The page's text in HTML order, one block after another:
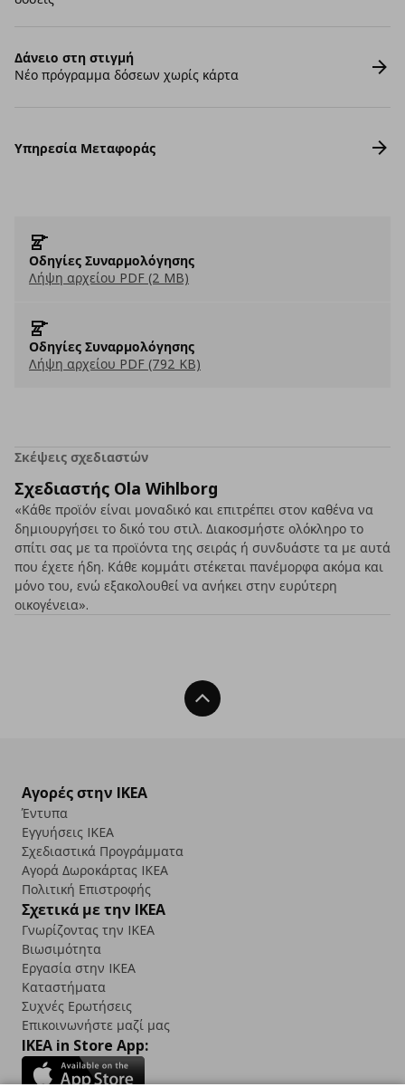
Δάνειο στη στιγμή
Νέο πρόγραμμα δόσεων χωρίς κάρτα
Υπηρεσία Μεταφοράς
Οδηγίες Συναρμολόγησης
Λήψη αρχείου PDF (2 MB)
Οδηγίες Συναρμολόγησης
Λήψη αρχείου PDF (792 KB)
Σκέψεις σχεδιαστών
Σχεδιαστής Ola Wihlborg
«Κάθε προϊόν είναι μοναδικό και επιτρέπει στον καθένα να
δημιουργήσει το δικό του στιλ. Διακοσμήστε ολόκληρο το
σπίτι σας με τα προϊόντα της σειράς ή συνδυάστε τα με αυτά
που έχετε ήδη. Κάθε κομμάτι στέκεται πανέμορφα ακόμα και
μόνο του, ενώ εξακολουθεί να ανήκει στην ευρύτερη
οικογένεια».
Back To Top
Αγορές στην IKEA
Έντυπα
Εγγυήσεις IKEA
Σχεδιαστικά Προγράμματα
Αγορά Δωρoκάρτας IKEA
Πολιτική Επιστροφής
Σχετικά με την IKEA
Γνωρίζοντας την IKEA
Βιωσιμότητα
Εργασία στην IKEA
Καταστήματα
Συχνές Ερωτήσεις
Επικοινωνήστε μαζί μας
IKEA in Store App: